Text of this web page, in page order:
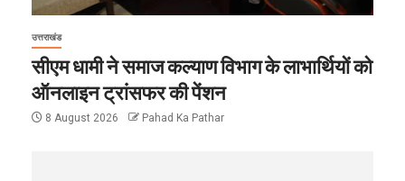
उत्तराखंड
सीएम धामी ने समाज कल्याण विभाग के लाभार्थियों को
ऑनलाइन ट्रांसफर की पेंशन
8 August 2026 Pahad Ka Pathar